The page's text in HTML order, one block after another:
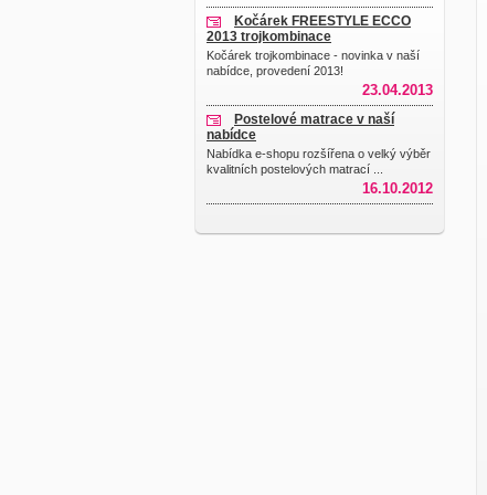
Kočárek FREESTYLE ECCO
2013 trojkombinace
Kočárek trojkombinace - novinka v naší
nabídce, provedení 2013!
23.04.2013
Postelové matrace v naší
nabídce
Nabídka e-shopu rozšířena o velký výběr
kvalitních postelových matrací ...
16.10.2012